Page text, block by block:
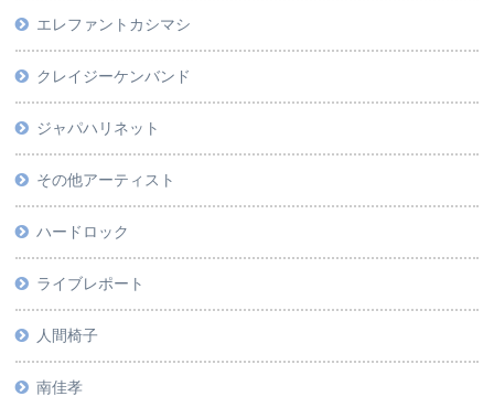
エレファントカシマシ
クレイジーケンバンド
ジャパハリネット
その他アーティスト
ハードロック
ライブレポート
人間椅子
南佳孝